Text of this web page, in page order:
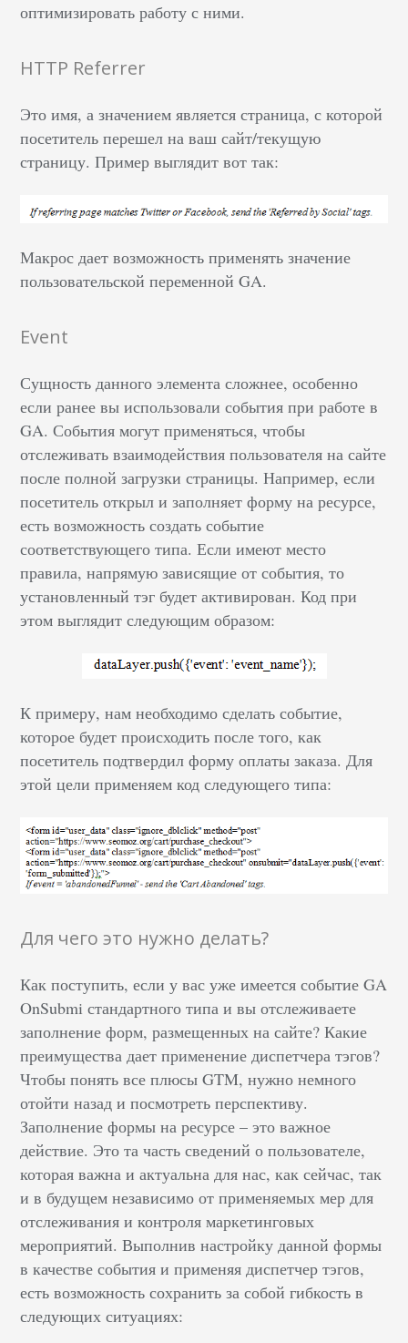
оптимизировать работу с ними.
HTTP Referrer
Это имя, а значением является страница, с которой
посетитель перешел на ваш сайт/текущую
страницу. Пример выглядит вот так:
Макрос дает возможность применять значение
пользовательской переменной GA.
Event
Сущность данного элемента сложнее, особенно
если ранее вы использовали события при работе в
GA. События могут применяться, чтобы
отслеживать взаимодействия пользователя на сайте
после полной загрузки страницы. Например, если
посетитель открыл и заполняет форму на ресурсе,
есть возможность создать событие
соответствующего типа. Если имеют место
правила, напрямую зависящие от события, то
установленный тэг будет активирован. Код при
этом выглядит следующим образом:
К примеру, нам необходимо сделать событие,
которое будет происходить после того, как
посетитель подтвердил форму оплаты заказа. Для
этой цели применяем код следующего типа:
Для чего это нужно делать?
Как поступить, если у вас уже имеется событие GA
OnSubmi стандартного типа и вы отслеживаете
заполнение форм, размещенных на сайте? Какие
преимущества дает применение диспетчера тэгов?
Чтобы понять все плюсы GTM, нужно немного
отойти назад и посмотреть перспективу.
Заполнение формы на ресурсе – это важное
действие. Это та часть сведений о пользователе,
которая важна и актуальна для нас, как сейчас, так
и в будущем независимо от применяемых мер для
отслеживания и контроля маркетинговых
мероприятий. Выполнив настройку данной формы
в качестве события и применяя диспетчер тэгов,
есть возможность сохранить за собой гибкость в
следующих ситуациях: